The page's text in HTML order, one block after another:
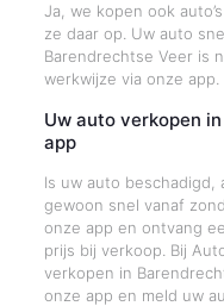
Ja, we kopen ook
ze daar op. Uw auto
Barendrechtse Veer is
werkwijze via onze app.
Uw auto verkopen
app
Is uw auto
gewoon snel vanaf
onze app en ontvang
prijs bij verkoop. Bij
verkopen in
onze app en meld uw